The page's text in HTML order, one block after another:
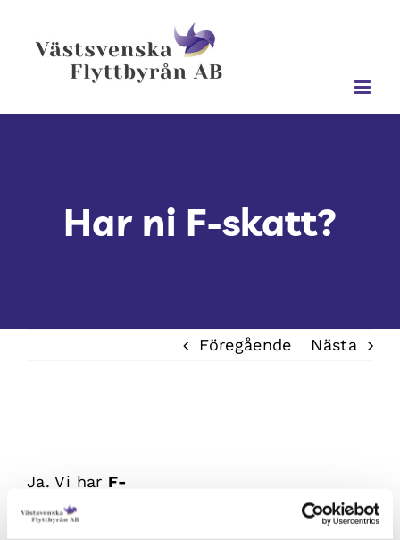
innehållet
Har ni F-skatt?
Föregående Nästa
Ja. Vi har F-
skatt,
helförsäkrade